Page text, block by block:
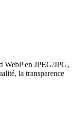
WebP en JPEG/JPG,
la transparence